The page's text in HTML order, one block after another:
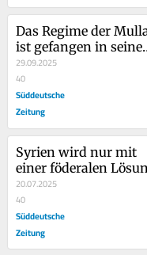
Das Regime der
ist gefangen in
alten Feindbild
29.09.2025
40
Süddeutsche
Zeitung
Syrien wird nur mit
einer föderalen
Frieden finden
20.07.2025
40
Süddeutsche
Zeitung